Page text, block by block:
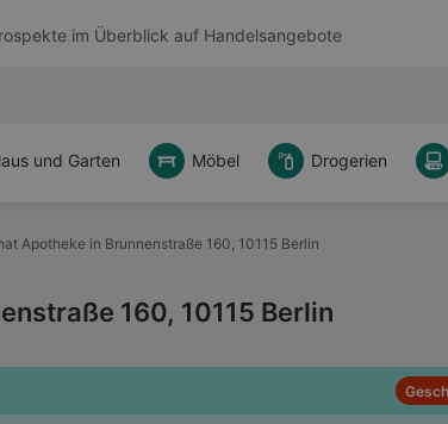
im Überblick auf Handelsangebote
und Garten Möbel Drogerien
Apotheke in Brunnenstraße 160, 10115 Berlin
160, 10115 Berlin